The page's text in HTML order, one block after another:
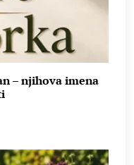
– njihova imena